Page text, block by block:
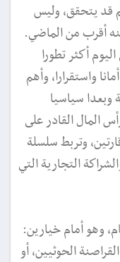
قد يتحقق، وليس
أقرب من الماضي.
أكثر تطورا
واستقرارا، وأهم
سياسيا
المال القادر على
وتربط سلسلة
التجارية التي
وهو أمام خيارين:
الحوثيين، أو